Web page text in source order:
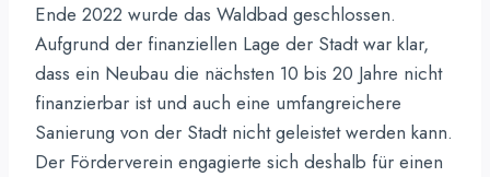
Ende 2022 wurde das Waldbad geschlossen.
Aufgrund der finanziellen Lage der Stadt war klar,
dass ein Neubau die nächsten 10 bis 20 Jahre nicht
finanzierbar ist und auch eine umfangreichere
Sanierung von der Stadt nicht geleistet werden kann.
Der Förderverein engagierte sich deshalb für einen